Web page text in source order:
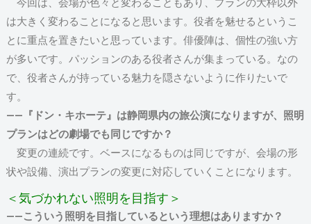
今回は、会場が色々と変わることもあり、プランの大枠以外
は大きく変わることになると思います。役者を魅せるというこ
とに重点を置きたいと思っています。俳優陣は、個性の強い方
が多いです。パッションのある役者さんが集まっている。なの
で、役者さんが持っている魅力を隠さないように作りたいで
す。
――『ドン・キホーテ』は静岡県内の旅公演になりますが、照明
プランはどの劇場でも同じですか？
変更の連続です。ベースになるものは同じですが、会場の形
状や設備、演出プランの変更に対応していくことになります。
＜気づかれない照明を目指す＞
――こういう照明を目指しているという理想はありますか？